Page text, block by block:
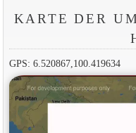
KARTE DER
GPS: 6.520867,100.419634